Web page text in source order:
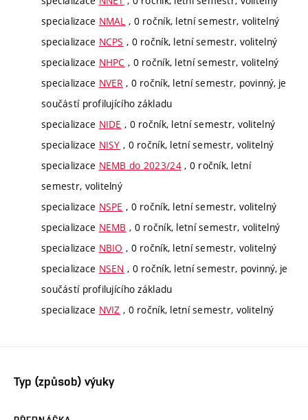
specializace NMAL , 0 ročník, letní semestr, volitelný
specializace NCPS , 0 ročník, letní semestr, volitelný
specializace NHPC , 0 ročník, letní semestr, volitelný
specializace NVER , 0 ročník, letní semestr, povinný, je
součástí profilujícího základu
specializace NIDE , 0 ročník, letní semestr, volitelný
specializace NISY , 0 ročník, letní semestr, volitelný
specializace NEMB do 2023/24, 0 ročník, letní
semestr, volitelný
specializace NSPE , 0 ročník, letní semestr, volitelný
specializace NEMB , 0 ročník, letní semestr, volitelný
specializace NBIO , 0 ročník, letní semestr, volitelný
specializace NSEN , 0 ročník, letní semestr, povinný, je
součástí profilujícího základu
specializace NVIZ , 0 ročník, letní semestr, volitelný
Typ (způsob) výuky